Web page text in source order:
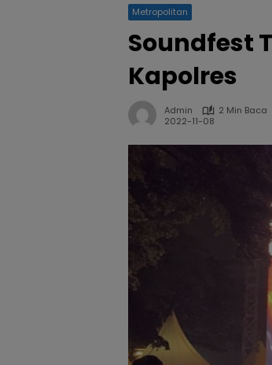
Metropolitan
Soundfest
Kapolres
Admin
2 Min Baca
2022-11-08